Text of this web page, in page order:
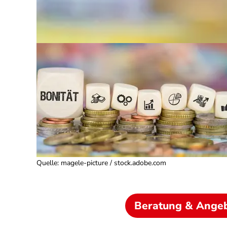
Quelle: magele-picture / stock.adobe.com
Beratung &